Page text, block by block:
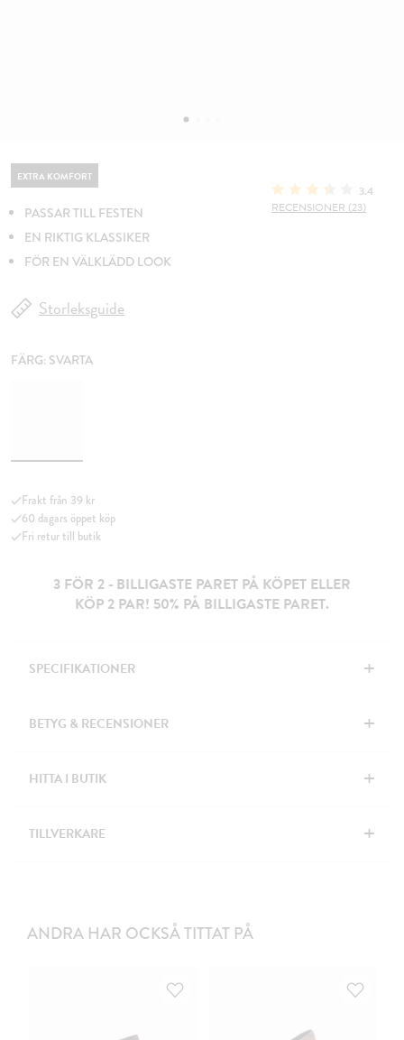
EXTRA KOMFORT
PASSAR TILL FESTEN
EN RIKTIG KLASSIKER
FÖR EN VÄLKLÄDD LOOK
3.4
RECENSIONER (23)
Storleksguide
FÄRG: SVARTA
Frakt från 39 kr
60 dagars öppet köp
Fri retur till butik
3 FÖR 2 - BILLIGASTE PARET PÅ KÖPET ELLER
KÖP 2 PAR! 50% PÅ BILLIGASTE PARET.
SPECIFIKATIONER +
BETYG & RECENSIONER +
HITTA I BUTIK +
TILLVERKARE +
ANDRA HAR OCKSÅ TITTAT PÅ